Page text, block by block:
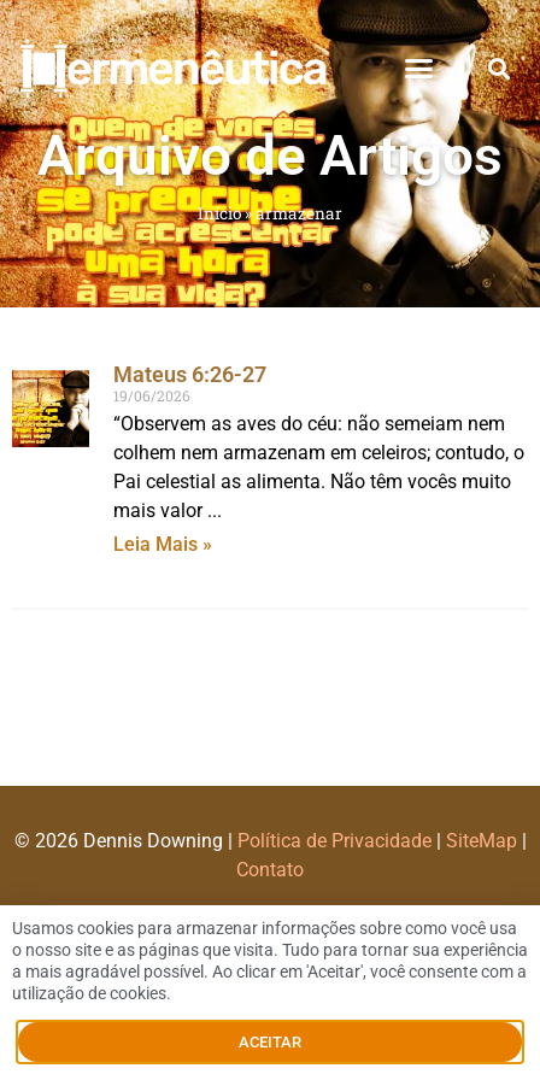
Arquivo de Artigos
Início»armazenar
Mateus 6:26-27
19/06/2026
“Observem as aves do céu: não semeiam nem
colhem nem armazenam em celeiros; contudo, o
Pai celestial as alimenta. Não têm vocês muito
mais valor
Leia Mais »
© 2026 Dennis Downing | Política de Privacidade| SiteMap|
Contato
Usamos cookies para armazenar informações sobre como você usa
o nosso site e as páginas que visita. Tudo para tornar sua experiência
a mais agradável possível. Ao clicar em 'Aceitar', você consente com a
utilização de cookies.
ACEITAR